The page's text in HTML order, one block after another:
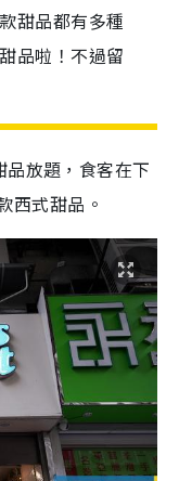
甜品都有多種
品啦！不過留
放題，食客在下
西式甜品。